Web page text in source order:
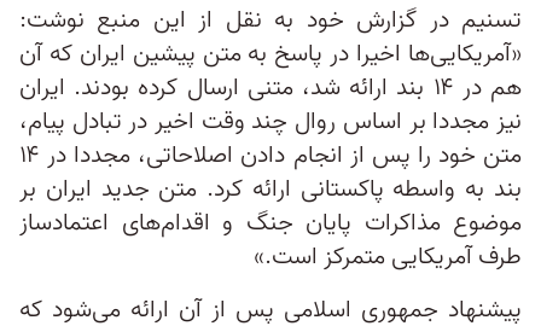
تسنیم در گزارش خود به نقل از این منبع نوشت:
«آمریکایی‌ها اخیرا در پاسخ به متن پیشین ایران که آن
هم در ۱۴ بند ارائه شد، متنی ارسال کرده بودند. ایران
نیز مجددا بر اساس روال چند وقت اخیر در تبادل پیام،
متن خود را پس از انجام دادن اصلاحاتی، مجددا در ۱۴
بند به واسطه پاکستانی ارائه کرد. متن جدید ایران بر
موضوع مذاکرات پایان جنگ و اقدام‌های اعتمادساز
طرف آمریکایی متمرکز است.»
پیشنهاد جمهوری اسلامی پس از آن ارائه می‌شود که